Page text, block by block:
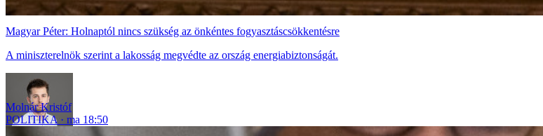
Magyar Péter: Holnaptól nincs szükség az önkéntes fogyasztáscsökkentésre
A miniszterelnök szerint a lakosság megvédte az ország energiabiztonságát.
Molnár Kristóf
POLITIKA
ma 18:50